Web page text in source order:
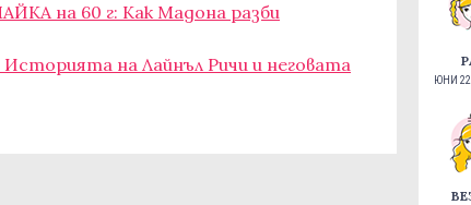
на 60 г: Как Мадона разби
на Лайнъл Ричи и неговата
ЮНИ